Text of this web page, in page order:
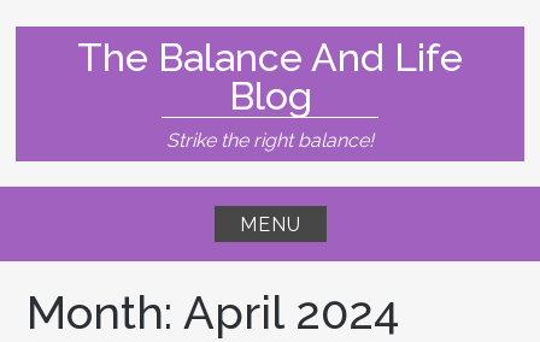
The Balance And Life
Blog
Strike the right balance!
MENU
Month: April 2024